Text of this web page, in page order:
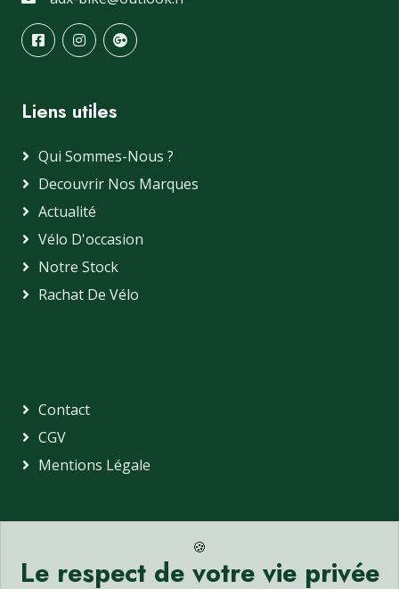
Liens utiles
Qui Sommes-Nous ?
Decouvrir Nos Marques
Actualité
Vélo D'occasion
Notre Stock
Rachat De Vélo
Contact
CGV
Mentions Légale
► GALERIE PHOTO
🍪
Le respect de votre vie privée